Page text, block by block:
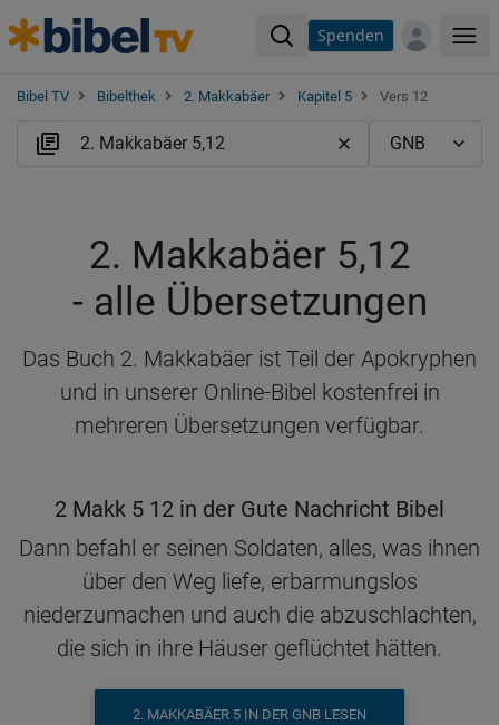
Spenden
Bibel TV Bibelthek 2. Makkabäer Kapitel 5 Vers 12
2. Makkabäer 5,12
- alle Übersetzungen
Das Buch 2. Makkabäer ist Teil der Apokryphen
und in unserer Online-Bibel kostenfrei in
mehreren Übersetzungen verfügbar.
2 Makk 5 12 in der Gute Nachricht Bibel
Dann befahl er seinen Soldaten, alles, was ihnen
über den Weg liefe, erbarmungslos
niederzumachen und auch die abzuschlachten,
die sich in ihre Häuser geflüchtet hätten.
2. MAKKABÄER 5 IN DER GNB LESEN